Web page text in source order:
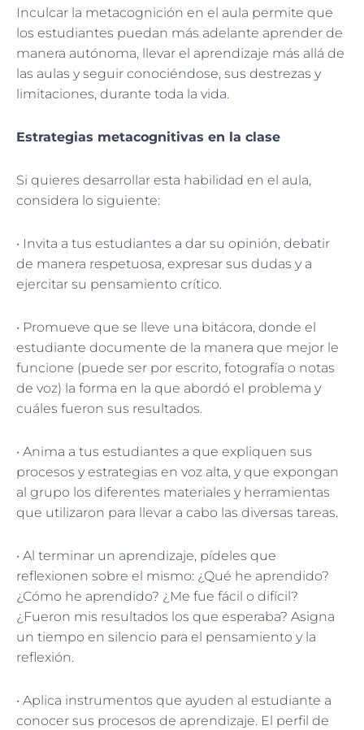
Inculcar la metacognición en el aula permite que
los estudiantes puedan más adelante aprender de
manera autónoma, llevar el aprendizaje más allá de
las aulas y seguir conociéndose, sus destrezas y
limitaciones, durante toda la vida.
Estrategias metacognitivas en la clase
Si quieres desarrollar esta habilidad en el aula,
considera lo siguiente:
• Invita a tus estudiantes a dar su opinión, debatir
de manera respetuosa, expresar sus dudas y a
ejercitar su pensamiento crítico.
• Promueve que se lleve una bitácora, donde el
estudiante documente de la manera que mejor le
funcione (puede ser por escrito, fotografía o notas
de voz) la forma en la que abordó el problema y
cuáles fueron sus resultados.
• Anima a tus estudiantes a que expliquen sus
procesos y estrategias en voz alta, y que expongan
al grupo los diferentes materiales y herramientas
que utilizaron para llevar a cabo las diversas tareas.
• Al terminar un aprendizaje, pídeles que
reflexionen sobre el mismo: ¿Qué he aprendido?
¿Cómo he aprendido? ¿Me fue fácil o difícil?
¿Fueron mis resultados los que esperaba? Asigna
un tiempo en silencio para el pensamiento y la
reflexión.
• Aplica instrumentos que ayuden al estudiante a
conocer sus procesos de aprendizaje. El perfil de